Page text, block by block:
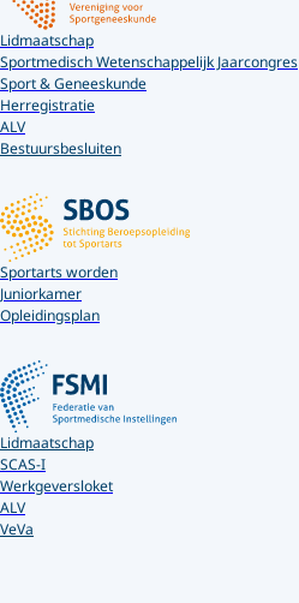
Lidmaatschap
Sportmedisch Wetenschappelijk Jaarcongres
Sport & Geneeskunde
Herregistratie
ALV
Bestuursbesluiten
Sportarts worden
Juniorkamer
Opleidingsplan
Lidmaatschap
SCAS-I
Werkgeversloket
ALV
VeVa